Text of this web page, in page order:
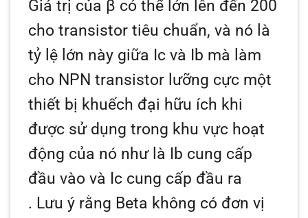
Giá trị của β có thể lớn lên đến 200
cho transistor tiêu chuẩn, và nó là
tỷ lệ lớn này giữa Ic và Ib mà làm
cho NPN transistor lưỡng cực một
thiết bị khuếch đại hữu ích khi
được sử dụng trong khu vực hoạt
động của nó như là Ib cung cấp
đầu vào và Ic cung cấp đầu ra
. Lưu ý rằng Beta không có đơn vị